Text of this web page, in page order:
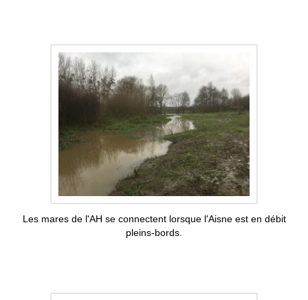
Les mares de l'AH se connectent lorsque l'Aisne est en débit
pleins-bords.